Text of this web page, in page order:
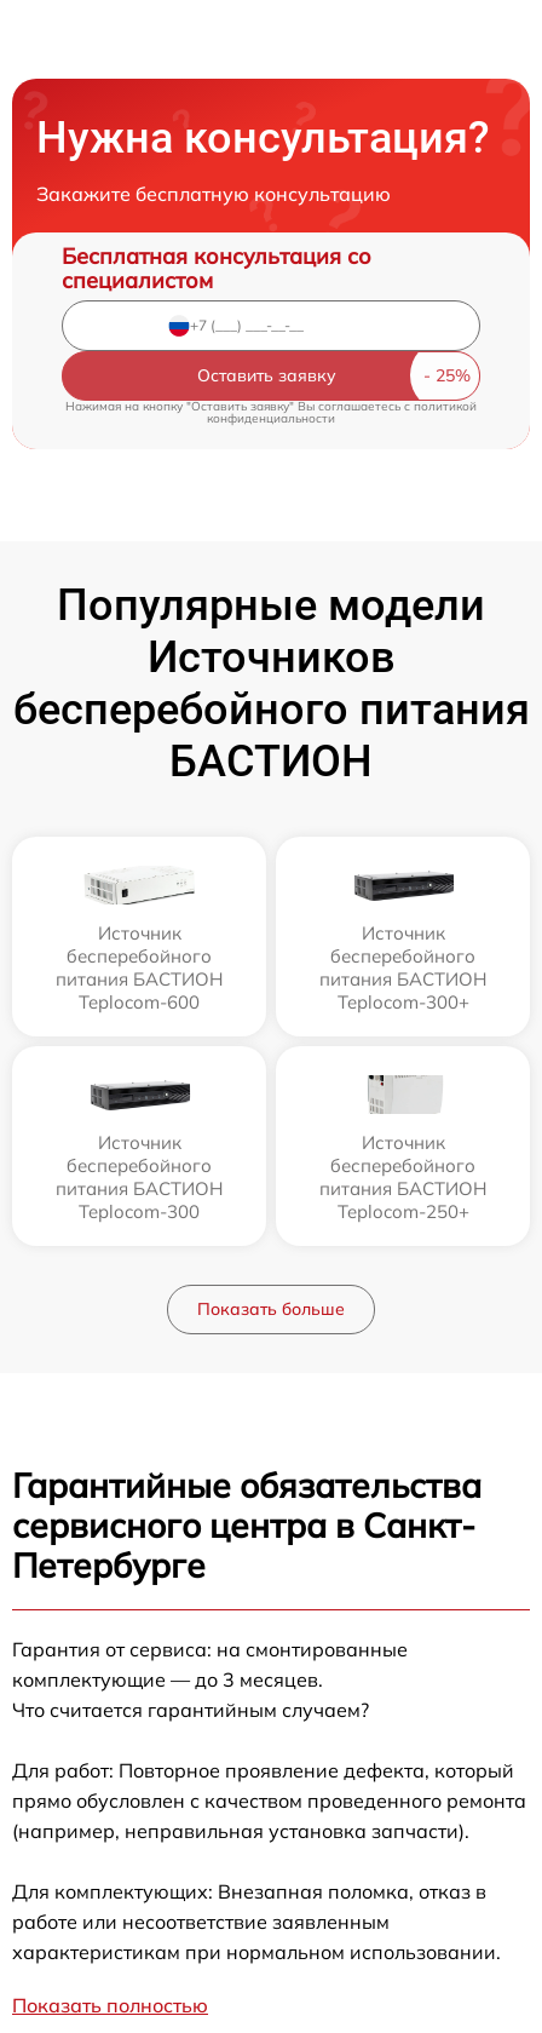
Нужна консультация?
Закажите бесплатную консультацию
Бесплатная консультация со
специалистом
Оставить заявку
Нажимая на кнопку "Оставить заявку" Вы соглашаетесь cполитикой
конфиденциальности
Популярные модели
Источников
бесперебойного питания
БАСТИОН
Источник
бесперебойного
питания БАСТИОН
Teplocom-600
Источник
бесперебойного
питания БАСТИОН
Teplocom-300+
Источник
бесперебойного
питания БАСТИОН
Teplocom-300
Источник
бесперебойного
питания БАСТИОН
Teplocom-250+
Показать больше
Гарантийные обязательства
сервисного центра в Санкт-
Петербурге
Гарантия от сервиса: на смонтированные
комплектующие — до 3 месяцев.
Что считается гарантийным случаем?
Для работ: Повторное проявление дефекта, который
прямо обусловлен с качеством проведенного ремонта
(например, неправильная установка запчасти).
Для комплектующих: Внезапная поломка, отказ в
работе или несоответствие заявленным
характеристикам при нормальном использовании.
Показать полностью